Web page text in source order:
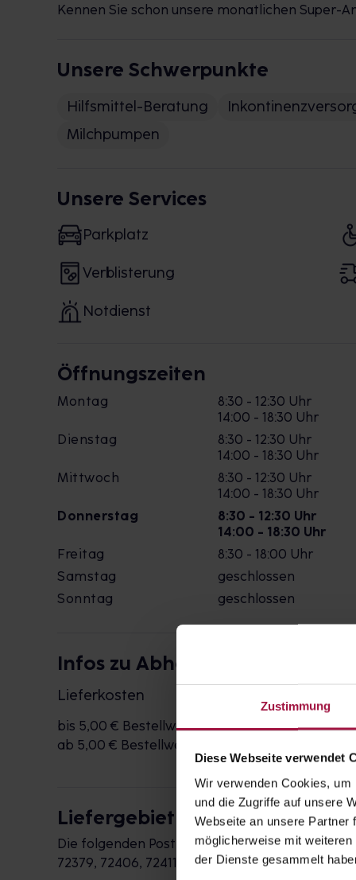
Zustimmung
Diese Webseite verwendet
Wir verwenden Cookies,
und die Zugriffe auf unsere
Webseite an unsere Partner
möglicherweise mit
der Dienste gesammelt
Kennen Sie schon unsere monatlichen Super-
Unsere Schwerpunkte
Hilfsmittel-Beratung
Milchpumpen
Unsere Services
Parkplatz
Verblisterung
Notdienst
Öffnungszeiten
Montag
8:30 - 12:30 Uhr
14:00 - 18:30 Uhr
Dienstag
8:30 - 12:30 Uhr
14:00 - 18:30 Uhr
Mittwoch
8:30 - 12:30 Uhr
14:00 - 18:30 Uhr
Donnerstag
8:30 - 12:30 Uhr
14:00 - 18:30 Uhr
Freitag
8:30 - 18:00 Uhr
Samstag
geschlossen
Sonntag
geschlossen
Infos zu Abholung & Bringdienst
Lieferkosten
bis 5,00 € Bestellwert
2,50 €
ab 5,00 € Bestellwert
Liefergebiet
Die folgenden Postleitzahlen werden durch
72379, 72406, 72411